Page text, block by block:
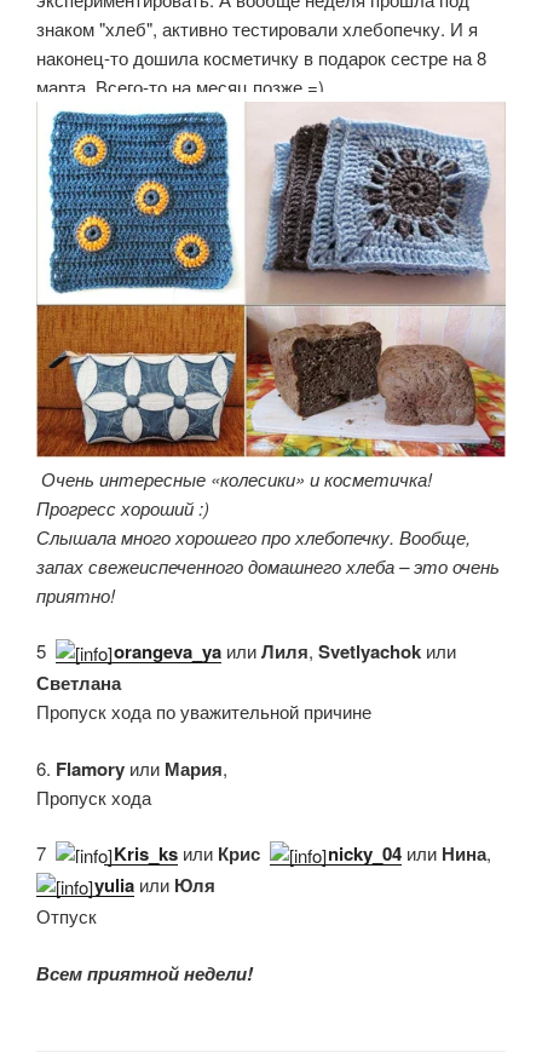
знаком "хлеб", активно тестировали хлебопечку. И я
наконец-то дошила косметичку в подарок сестре на 8
марта. Всего-то на месяц позже =)
Очень интересные «колесики» и косметичка!
Прогресс хороший :)
Слышала много хорошего про хлебопечку. Вообще,
запах свежеиспеченного домашнего хлеба – это очень
приятно!
5. orangeva_ya илиЛиля, Svetlyachok или
Светлана
Пропуск хода по уважительной причине
6. Flamory или Мария,
Пропуск хода
7. Kris_ks или Крис nicky_04 или Нина,
yulia или Юля
Отпуск
Всем приятной недели!